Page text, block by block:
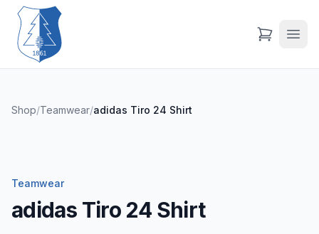
Shop/Teamwear/adidas Tiro 24 Shirt
Teamwear
adidas Tiro 24 Shirt